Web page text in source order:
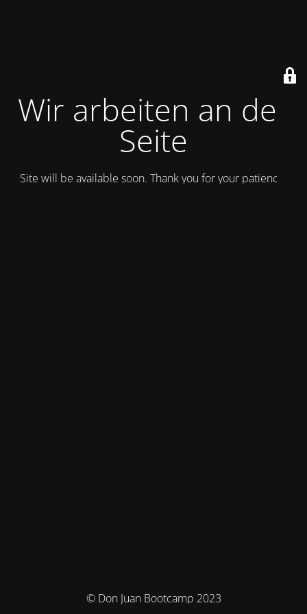
Wir arbeiten an der
Seite
Site will be available soon. Thank you for your patience!
© Don Juan Bootcamp 2023